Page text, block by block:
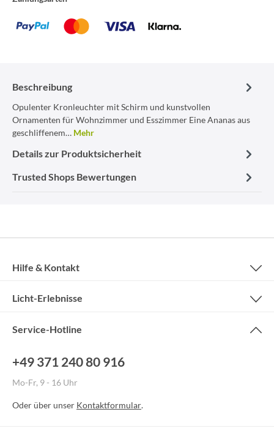
Beschreibung
Opulenter Kronleuchter mit Schirm und kunstvollen
Ornamenten für Wohnzimmer und Esszimmer Eine Ananas aus
geschliffenem… Mehr
Details zur Produktsicherheit
Trusted Shops Bewertungen
Service-Hotline
+49 371 240 80 916
Mo-Fr, 9 - 16 Uhr
Oder über unser Kontaktformular.
Hilfe & Kontakt
Licht-Erlebnisse